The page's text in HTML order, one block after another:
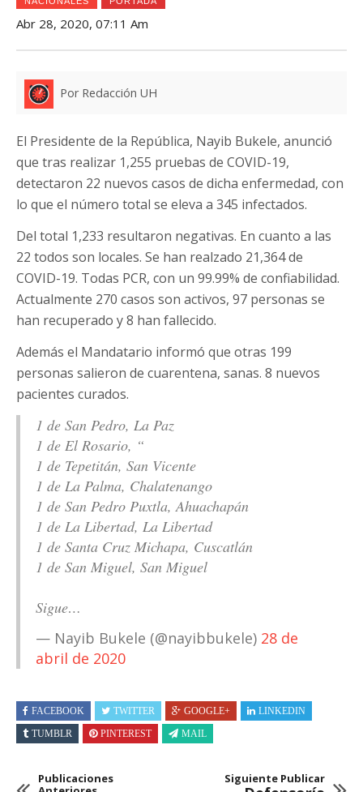
Abr 28, 2020, 07:11 Am
Por Redacción UH
El Presidente de la República, Nayib Bukele, anunció
que tras realizar 1,255 pruebas de COVID-19,
detectaron 22 nuevos casos de dicha enfermedad, con
lo que el número total se eleva a 345 infectados.
Del total 1,233 resultaron negativas. En cuanto a las
22 todos son locales. Se han realzado 21,364 de
COVID-19. Todas PCR, con un 99.99% de confiabilidad.
Actualmente 270 casos son activos, 97 personas se
han recuperado y 8 han fallecido.
Además el Mandatario informó que otras 199
personas salieron de cuarentena, sanas. 8 nuevos
pacientes curados.
1 de San Pedro, La Paz
1 de El Rosario, “
1 de Tepetitán, San Vicente
1 de La Palma, Chalatenango
1 de San Pedro Puxtla, Ahuachapán
1 de La Libertad, La Libertad
1 de Santa Cruz Michapa, Cuscatlán
1 de San Miguel, San Miguel
Sigue…
— Nayib Bukele (@nayibbukele) 28 de
abril de 2020
FACEBOOK TWITTER GOOGLE+
LINKEDIN
TUMBLR
PINTEREST MAIL
Publicaciones
Siguiente Publicar